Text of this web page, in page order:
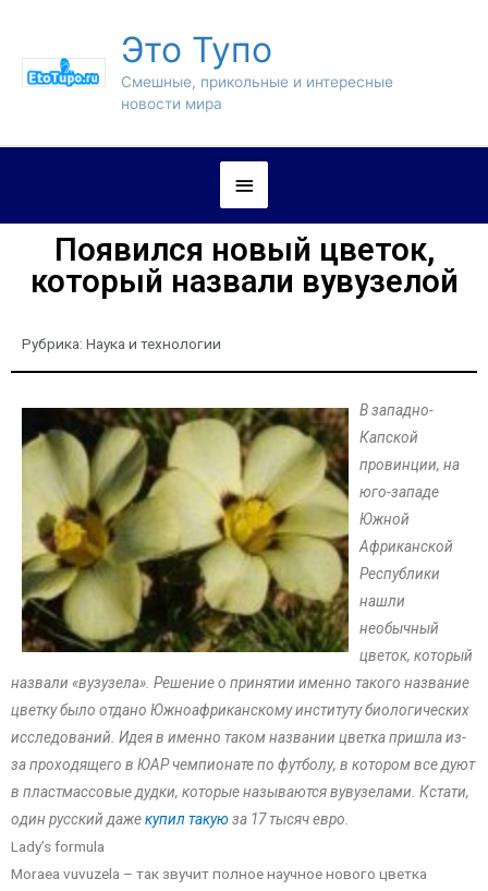
Это Тупо
Смешные, прикольные и интересные
новости мира
Появился новый цветок,
который назвали вувузелой
Рубрика: Наука и технологии
В западно-
Капской
провинции, на
юго-западе
Южной
Африканской
Республики
нашли
необычный
цветок, который
назвали «вузузела». Решение о принятии именно такого название
цветку было отдано Южноафриканскому институту биологических
исследований. Идея в именно таком названии цветка пришла из-
за проходящего в ЮАР чемпионате по футболу, в котором все дуют
в пластмассовые дудки, которые называются вувузелами. Кстати,
один русский дажекупил такуюза 17 тысяч евро.
Lady’s formula
Moraea vuvuzela – так звучит полное научное нового цветка